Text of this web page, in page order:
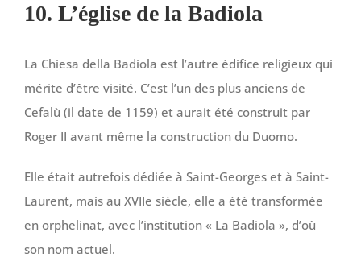
10. L’église de la Badiola
La Chiesa della Badiola est l’autre édifice religieux qui
mérite d’être visité. C’est l’un des plus anciens de
Cefalù (il date de 1159) et aurait été construit par
Roger II avant même la construction du Duomo.
Elle était autrefois dédiée à Saint-Georges et à Saint-
Laurent, mais au XVIIe siècle, elle a été transformée
en orphelinat, avec l’institution « La Badiola », d’où
son nom actuel.